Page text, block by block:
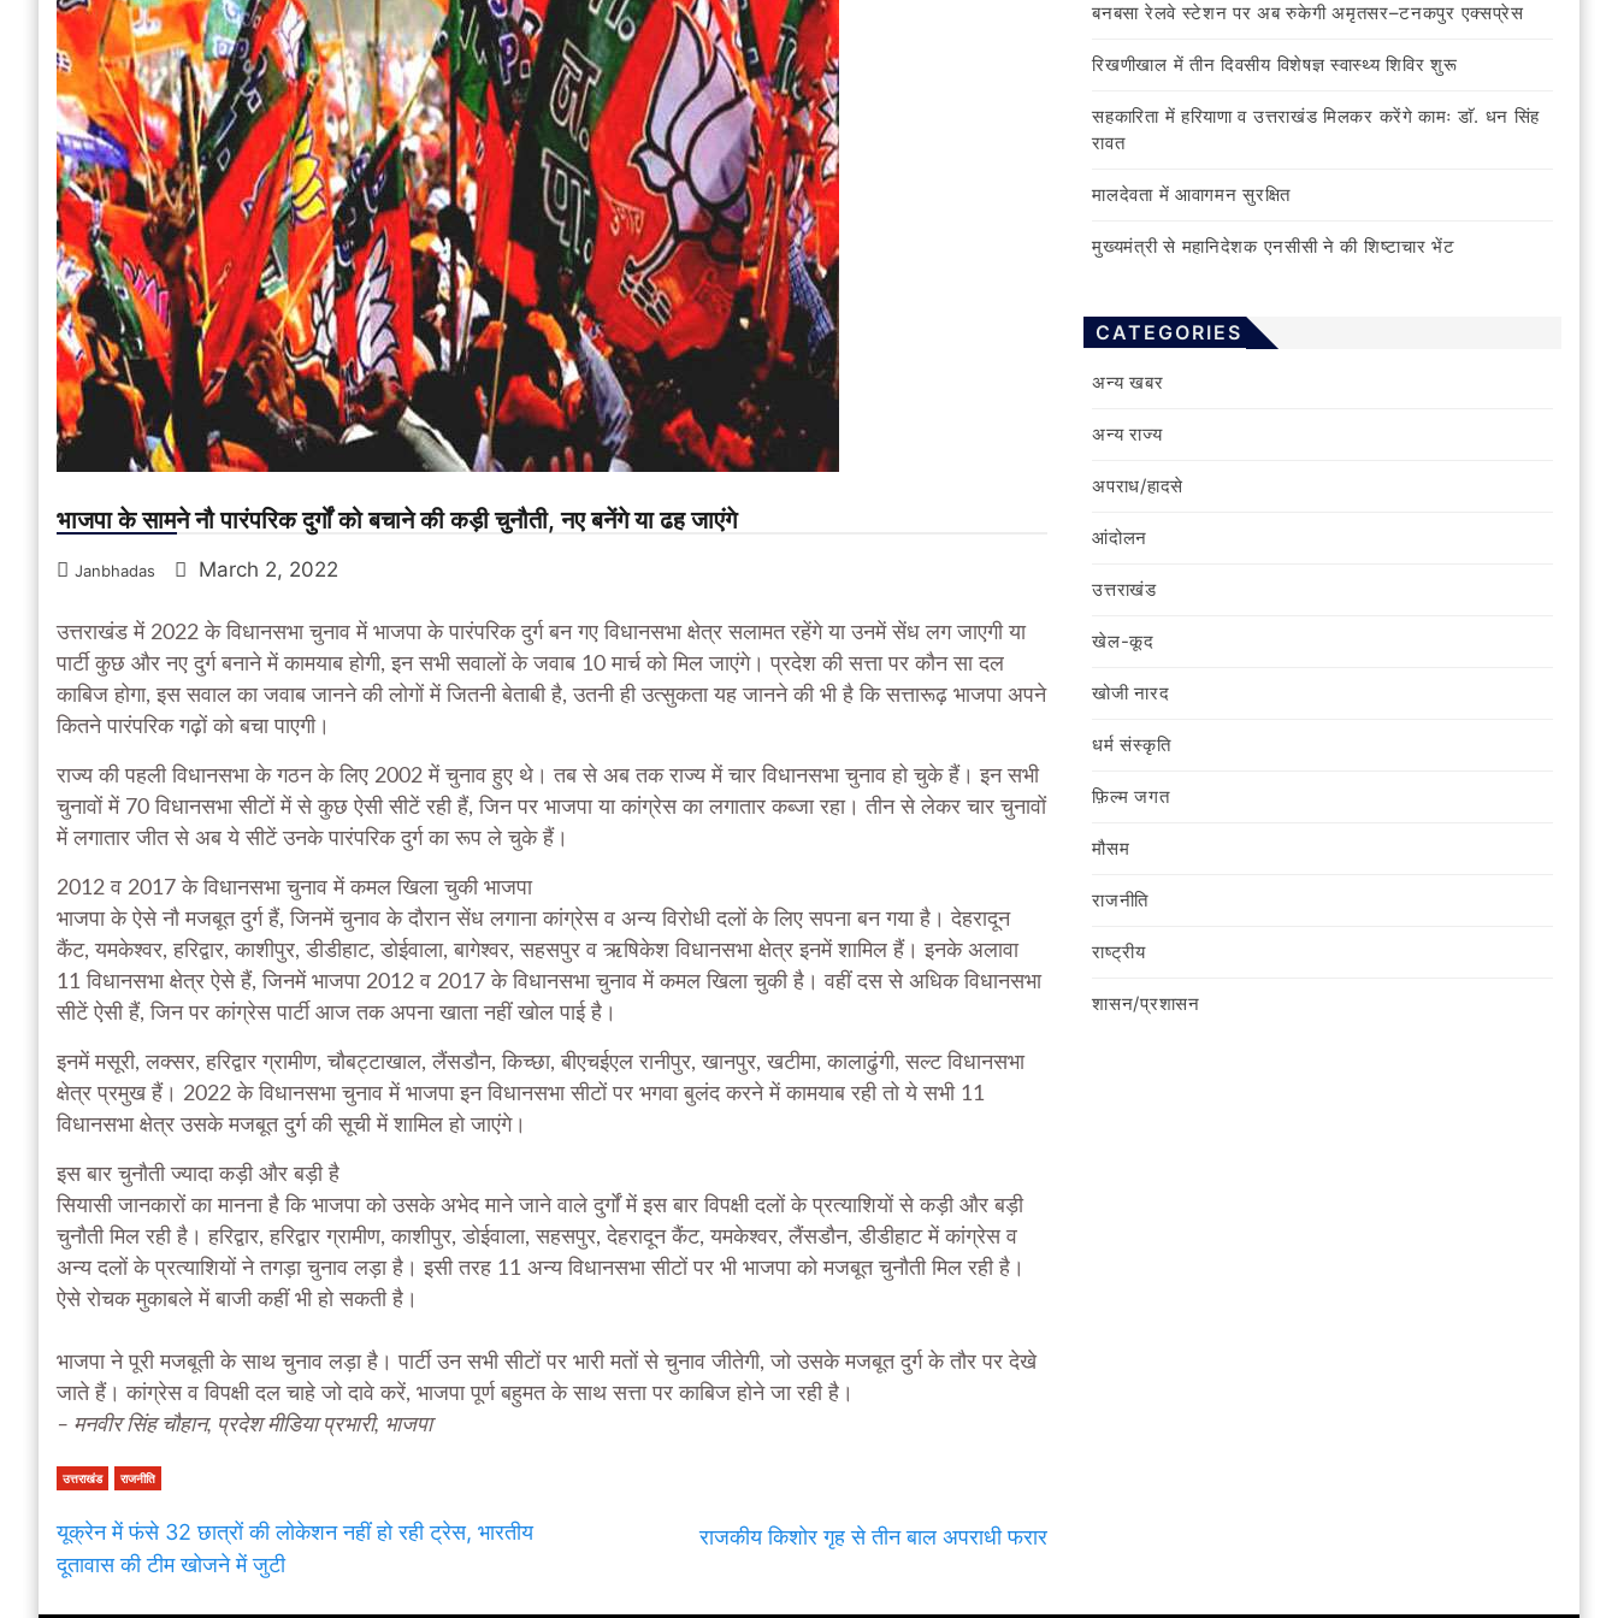
भाजपा के सामने नौ पारंपरिक दुर्गों को बचाने की कड़ी चुनौती, नए बनेंगे या ढह जाएंगे
Janbhadas March 2, 2022
उत्तराखंड में 2022 के विधानसभा चुनाव में भाजपा के पारंपरिक दुर्ग बन गए विधानसभा क्षेत्र सलामत रहेंगे या उनमें सेंध लग जाएगी या
पार्टी कुछ और नए दुर्ग बनाने में कामयाब होगी, इन सभी सवालों के जवाब 10 मार्च को मिल जाएंगे। प्रदेश की सत्ता पर कौन सा दल
काबिज होगा, इस सवाल का जवाब जानने की लोगों में जितनी बेताबी है, उतनी ही उत्सुकता यह जानने की भी है कि सत्तारूढ़ भाजपा अपने
कितने पारंपरिक गढ़ों को बचा पाएगी।
राज्य की पहली विधानसभा के गठन के लिए 2002 में चुनाव हुए थे। तब से अब तक राज्य में चार विधानसभा चुनाव हो चुके हैं। इन सभी
चुनावों में 70 विधानसभा सीटों में से कुछ ऐसी सीटें रही हैं, जिन पर भाजपा या कांग्रेस का लगातार कब्जा रहा। तीन से लेकर चार चुनावों
में लगातार जीत से अब ये सीटें उनके पारंपरिक दुर्ग का रूप ले चुके हैं।
2012 व 2017 के विधानसभा चुनाव में कमल खिला चुकी भाजपा
भाजपा के ऐसे नौ मजबूत दुर्ग हैं, जिनमें चुनाव के दौरान सेंध लगाना कांग्रेस व अन्य विरोधी दलों के लिए सपना बन गया है। देहरादून
कैंट, यमकेश्वर, हरिद्वार, काशीपुर, डीडीहाट, डोईवाला, बागेश्वर, सहसपुर व ऋषिकेश विधानसभा क्षेत्र इनमें शामिल हैं। इनके अलावा
11 विधानसभा क्षेत्र ऐसे हैं, जिनमें भाजपा 2012 व 2017 के विधानसभा चुनाव में कमल खिला चुकी है। वहीं दस से अधिक विधानसभा
सीटें ऐसी हैं, जिन पर कांग्रेस पार्टी आज तक अपना खाता नहीं खोल पाई है।
इनमें मसूरी, लक्सर, हरिद्वार ग्रामीण, चौबट्टाखाल, लैंसडौन, किच्छा, बीएचईएल रानीपुर, खानपुर, खटीमा, कालाढुंगी, सल्ट विधानसभा
क्षेत्र प्रमुख हैं। 2022 के विधानसभा चुनाव में भाजपा इन विधानसभा सीटों पर भगवा बुलंद करने में कामयाब रही तो ये सभी 11
विधानसभा क्षेत्र उसके मजबूत दुर्ग की सूची में शामिल हो जाएंगे।
इस बार चुनौती ज्यादा कड़ी और बड़ी है
सियासी जानकारों का मानना है कि भाजपा को उसके अभेद माने जाने वाले दुर्गों में इस बार विपक्षी दलों के प्रत्याशियों से कड़ी और बड़ी
चुनौती मिल रही है। हरिद्वार, हरिद्वार ग्रामीण, काशीपुर, डोईवाला, सहसपुर, देहरादून कैंट, यमकेश्वर, लैंसडौन, डीडीहाट में कांग्रेस व
अन्य दलों के प्रत्याशियों ने तगड़ा चुनाव लड़ा है। इसी तरह 11 अन्य विधानसभा सीटों पर भी भाजपा को मजबूत चुनौती मिल रही है।
ऐसे रोचक मुकाबले में बाजी कहीं भी हो सकती है।
भाजपा ने पूरी मजबूती के साथ चुनाव लड़ा है। पार्टी उन सभी सीटों पर भारी मतों से चुनाव जीतेगी, जो उसके मजबूत दुर्ग के तौर पर देखे
जाते हैं। कांग्रेस व विपक्षी दल चाहे जो दावे करें, भाजपा पूर्ण बहुमत के साथ सत्ता पर काबिज होने जा रही है।
– मनवीर सिंह चौहान, प्रदेश मीडिया प्रभारी, भाजपा
उत्तराखंड राजनीति
यूक्रेन में फंसे 32 छात्रों की लोकेशन नहीं हो रही ट्रेस, भारतीय
दूतावास की टीम खोजने में जुटी
राजकीय किशोर गृह से तीन बाल अपराधी फरार
बनबसा रेलवे स्टेशन पर अब रुकेगी अमृतसर–टनकपुर एक्सप्रेस
रिखणीखाल में तीन दिवसीय विशेषज्ञ स्वास्थ्य शिविर शुरू
सहकारिता में हरियाणा व उत्तराखंड मिलकर करेंगे कामः डाॅ. धन सिंह
रावत
मालदेवता में आवागमन सुरक्षित
मुख्यमंत्री से महानिदेशक एनसीसी ने की शिष्टाचार भेंट
CATEGORIES
अन्य खबर
अन्य राज्य
अपराध/हादसे
आंदोलन
उत्तराखंड
खेल-कूद
खोजी नारद
धर्म संस्कृति
फ़िल्‍म जगत
मौसम
राजनीति
राष्ट्रीय
शासन/प्रशासन